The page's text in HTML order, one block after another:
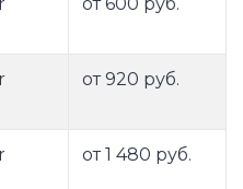
от 920 руб.
от 1 480 руб.